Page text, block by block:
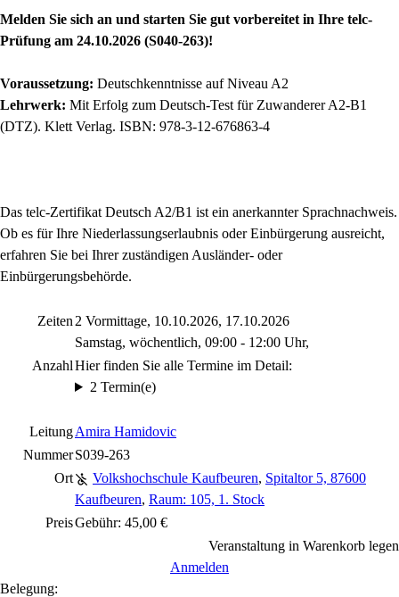
Melden Sie sich an und starten Sie gut vorbereitet in Ihre telc-
Prüfung am 24.10.2026 (S040-263)!
Voraussetzung: Deutschkenntnisse auf Niveau A2
Lehrwerk: Mit Erfolg zum Deutsch-Test für Zuwanderer A2-B1
(DTZ). Klett Verlag. ISBN: 978-3-12-676863-4
Das telc-Zertifikat Deutsch A2/B1 ist ein anerkannter Sprachnachweis.
Ob es für Ihre Niederlassungserlaubnis oder Einbürgerung ausreicht,
erfahren Sie bei Ihrer zuständigen Ausländer- oder
Einbürgerungsbehörde.
Zeiten 2 Vormittage, 10.10.2026, 17.10.2026
Samstag, wöchentlich, 09:00 - 12:00 Uhr,
AnzahlHier finden Sie alle Termine im Detail:
2 Termin(e)
LeitungAmira Hamidovic
NummerS039-263
Ort
Volkshochschule Kaufbeuren, Spitaltor 5, 87600
Kaufbeuren, Raum: 105, 1. Stock
PreisGebühr: 45,00 €
Veranstaltung in Warenkorb legen
Anmelden
Belegung: